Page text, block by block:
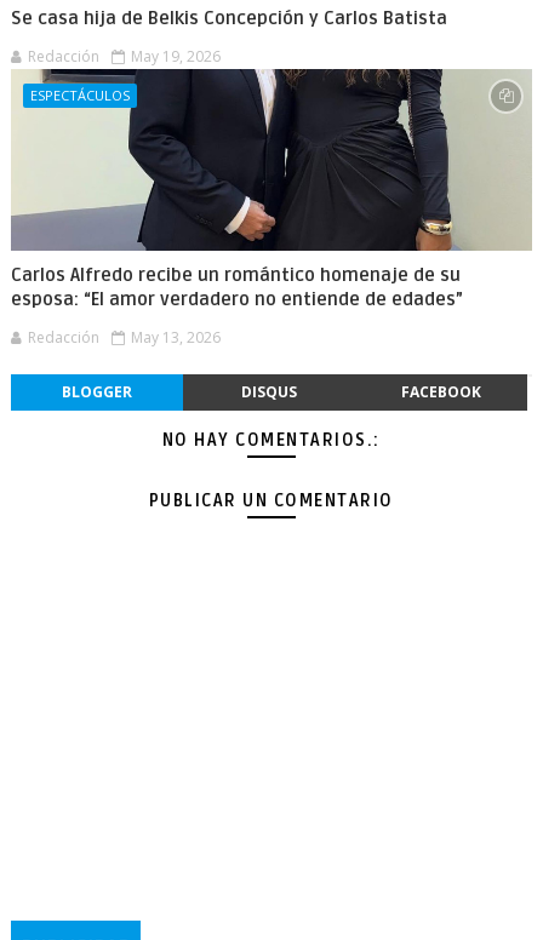
Se casa hija de Belkis Concepción y Carlos Batista
Redacción May 19, 2026
ESPECTÁCULOS
Carlos Alfredo recibe un romántico homenaje de su
esposa: “El amor verdadero no entiende de edades”
Redacción May 13, 2026
BLOGGER DISQUS FACEBOOK
NO HAY COMENTARIOS.:
PUBLICAR UN COMENTARIO